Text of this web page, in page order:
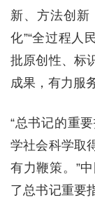
新、方法创新
化”“全过程人
批原创性、标
成果，有力服
“总书记的重
学社会科学取
有力鞭策。”
了总书记重要